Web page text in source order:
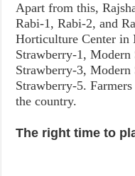
Apart from this,
Rabi-1, Rabi-2, and
Horticulture Center in
Strawberry-1,
Strawberry-3,
Strawberry-5.
the country.
The right time to